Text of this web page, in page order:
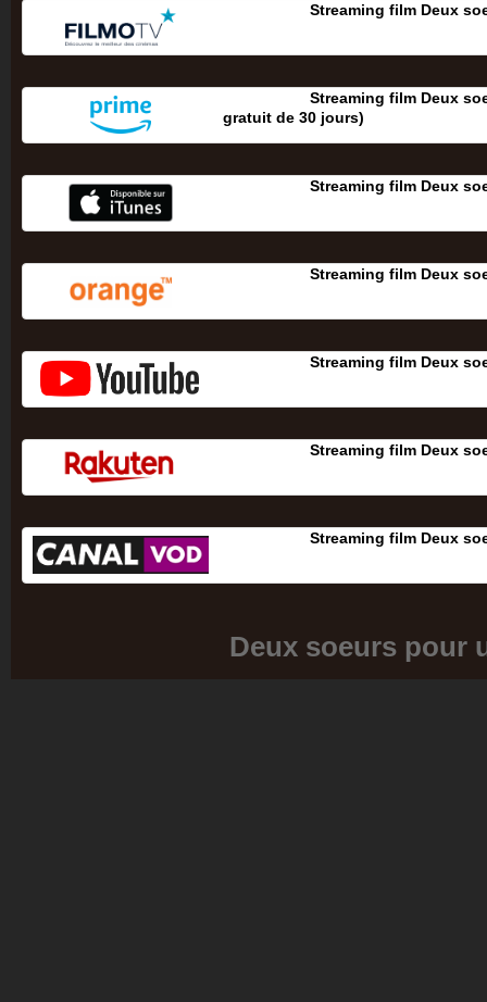
Streaming film Deux
Streaming film Deux
gratuit de 30 jours‎)
Streaming film Deux
Streaming film Deux
Streaming film Deux
Streaming film Deux
Streaming film Deux
Deux soeurs pour